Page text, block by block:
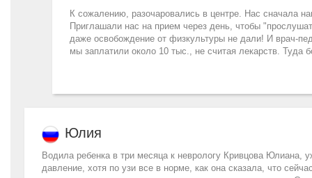
К сожалению, разочаровались в центре. Нас сначала
Приглашали нас на прием через день, чтобы
даже освобождение от физкультуры не дали! И врач-
мы заплатили около 10 тыс., не считая лекарств. Туда
Юлия
Водила ребенка в три месяца к неврологу Кривцова Юлиана,
давление, хотя по узи все в норме, как она сказала, что